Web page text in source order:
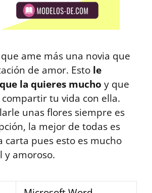
ame más una novia que
de amor. Esto le
la quieres mucho y que
tu vida con ella.
unas flores siempre es
la mejor de todas es
carta pues esto es mucho
y amoroso.